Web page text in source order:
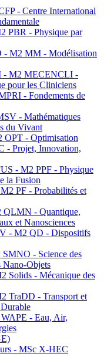
- Centre International
PBR - Physique par
M2 MM - Modélisation
- M2 MECENCLI -
pour les Cliniciens
- Fondements de
- Mathématiques
du Vivant
- Optimisation
- Projet, Innovation,
- M2 PPF - Physique
la Fusion
PF - Probabilités et
- Quantique,
et Nanosciences
- M2 QD - Dispositifs
- Science des
Nano-Objets
Solids - Mécanique des
TraDD - Transport et
- Eau, Air,
- MSc X-HEC